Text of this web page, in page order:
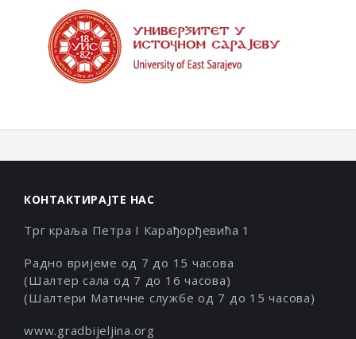
КОНТАКТИРАЈТЕ НАС
Трг краља Петра I Карађорђевића 1
Радно вријеме од 7 до 15 часова
(Шалтер сала од 7 до 16 часова)
(Шалтери Матичне службе од 7 до 15 часова)
www.gradbijeljina.org